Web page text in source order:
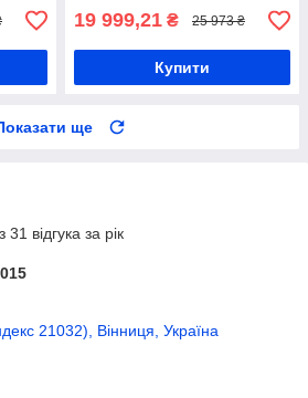
19 999,21 ₴ 25 973 ₴
Купити
ще
відгука за рік
21032), Вінниця, Україна